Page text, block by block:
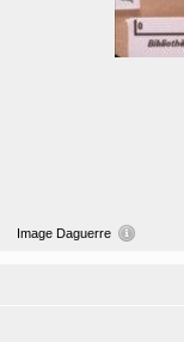
Image Daguerre